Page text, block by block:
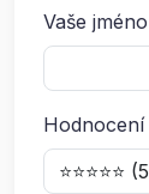
Vaše jméno
Hodnocení